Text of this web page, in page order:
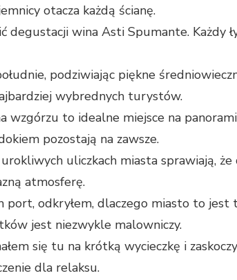
otacza każdą ścianę.
degustacji wina Asti Spumante. Każdy
podziwiając piękne
wybrednych turystów.
wzgórzu to idealne miejsce na
pozostają na zawsze.
uliczkach miasta sprawiają,
atmosferę.
port, odkryłem, dlaczego miasto to
jest niezwykle malowniczy.
się tu na krótką wycieczkę i
dla relaksu.